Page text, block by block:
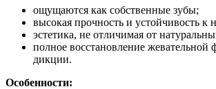
ощущаются как собственные зубы;
высокая прочность и устойчивость к
эстетика, не отличимая от
полное восстановление жевательной
дикции.
Особенности: